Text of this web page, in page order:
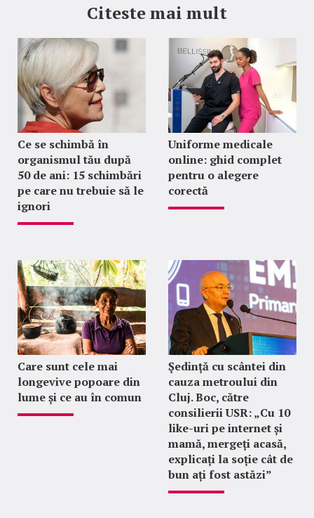
Citeste mai mult
Ce se schimbă în
organismul tău după
50 de ani: 15 schimbări
pe care nu trebuie să le
ignori
Uniforme medicale
online: ghid complet
pentru o alegere
corectă
Care sunt cele mai
longevive popoare din
lume și ce au în comun
Ședință cu scântei din
cauza metroului din
Cluj. Boc, către
consilierii USR: „Cu 10
like-uri pe internet și
mamă, mergeți acasă,
explicați la soție cât de
bun ați fost astăzi”